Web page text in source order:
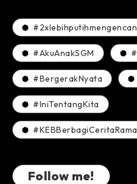
#AkuAnakSGM
#BergerakNyata
#IniTentangKita
Follow me!